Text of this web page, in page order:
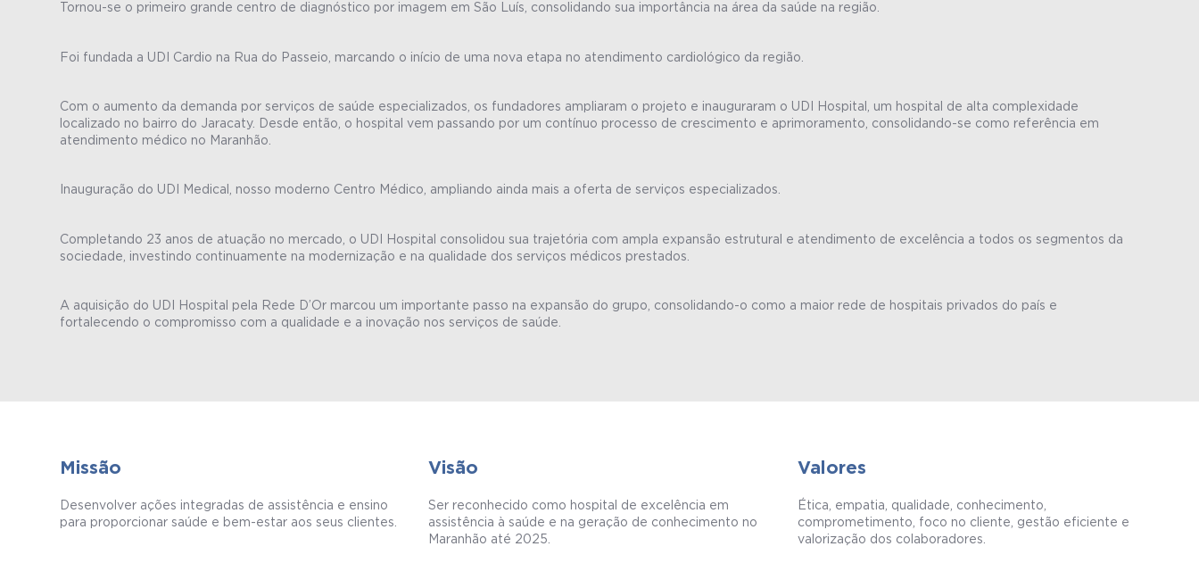
Tornou-se o primeiro grande centro de diagnóstico por imagem em São Luís, consolidando sua importância na área da saúde na região.
Foi fundada a UDI Cardio na Rua do Passeio, marcando o início de uma nova etapa no atendimento cardiológico da região.
Com o aumento da demanda por serviços de saúde especializados, os fundadores ampliaram o projeto e inauguraram o UDI Hospital, um hospital de alta complexidade
localizado no bairro do Jaracaty. Desde então, o hospital vem passando por um contínuo processo de crescimento e aprimoramento, consolidando-se como referência em
atendimento médico no Maranhão.
Inauguração do UDI Medical, nosso moderno Centro Médico, ampliando ainda mais a oferta de serviços especializados.
Completando 23 anos de atuação no mercado, o UDI Hospital consolidou sua trajetória com ampla expansão estrutural e atendimento de excelência a todos os segmentos da
sociedade, investindo continuamente na modernização e na qualidade dos serviços médicos prestados.
A aquisição do UDI Hospital pela Rede D’Or marcou um importante passo na expansão do grupo, consolidando-o como a maior rede de hospitais privados do país e
fortalecendo o compromisso com a qualidade e a inovação nos serviços de saúde.
Missão
Desenvolver ações integradas de assistência e ensino
para proporcionar saúde e bem-estar aos seus clientes.
Visão
Ser reconhecido como hospital de excelência em
assistência à saúde e na geração de conhecimento no
Maranhão até 2025.
Valores
Ética, empatia, qualidade, conhecimento,
comprometimento, foco no cliente, gestão eficiente e
valorização dos colaboradores.